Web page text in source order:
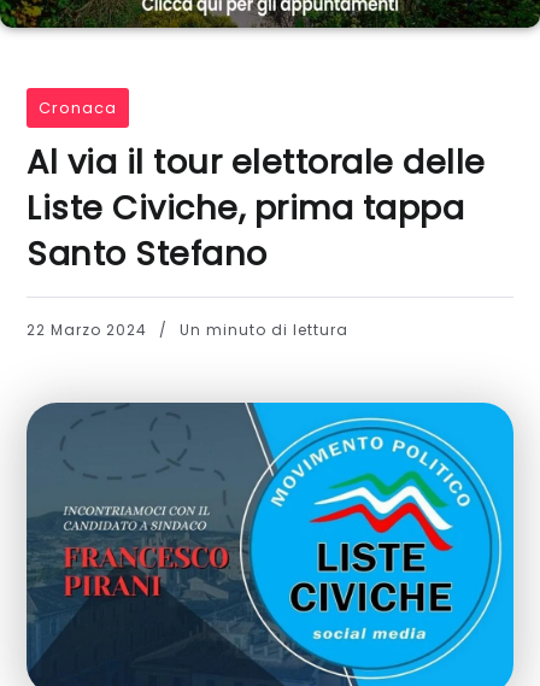
Cronaca
Al via il tour elettorale delle
Liste Civiche, prima tappa
Santo Stefano
22 Marzo 2024 Un minuto di lettura